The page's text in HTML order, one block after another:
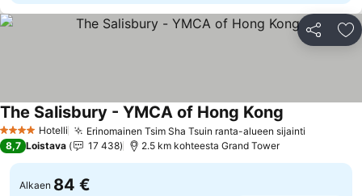
Jaa
4 Tähtiluokitus
Hotelli Erinomainen Tsim Sha Tsuin ranta-alueen sijainti
The Salisbury - YMCA of Hong Kong
8,7 Loistava 17 438 2.5 km kohteesta Grand Tower
Alkaen 84 €